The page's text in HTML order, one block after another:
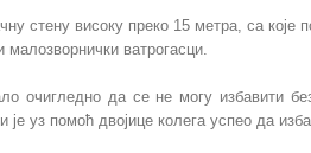
стену високу преко 15 метра, са
ватрогасци.
очигледно да се не могу избавити
уз помоћ двојице колега успео да